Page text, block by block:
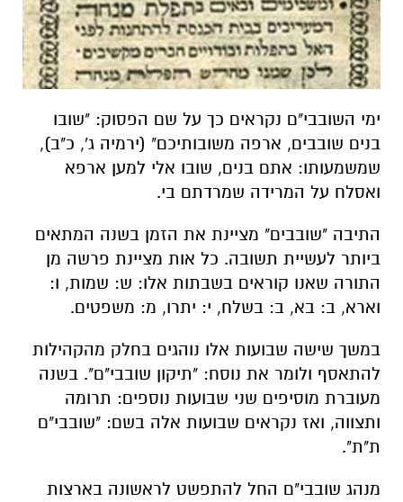
ימי השובבי"ם נקראים כך על שם הפסוק: "שובו
בנים שובבים, ארפה משובותיכם" (ירמיה ג', כ"ב),
שמשמעותו: אתם בנים, שובו אלי למען ארפא
ואסלח על המרידה שמרדתם בי.
התיבה "שובבים" מציינת את הזמן בשנה המתאים
ביותר לעשיית תשובה. כל אות מציינת פרשה מן
התורה שאנו קוראים בשבתות אלו: ש: שמות, ו:
וארא, ב: בא, ב: בשלח, י: יתרו, מ: משפטים.
במשך שישה שבועות אלו נוהגים בחלק מהקהילות
להתאסף ולומר את נוסח: "תיקון שובבי"ם". בשנה
מעוברת מוסיפים שני שבועות נוספים: תרומה
ותצווה, ואז נקראים שבועות אלה בשם: "שובבי"ם
ת"ת".
מנהג שובבי"ם החל להתפשט לראשונה בארצות